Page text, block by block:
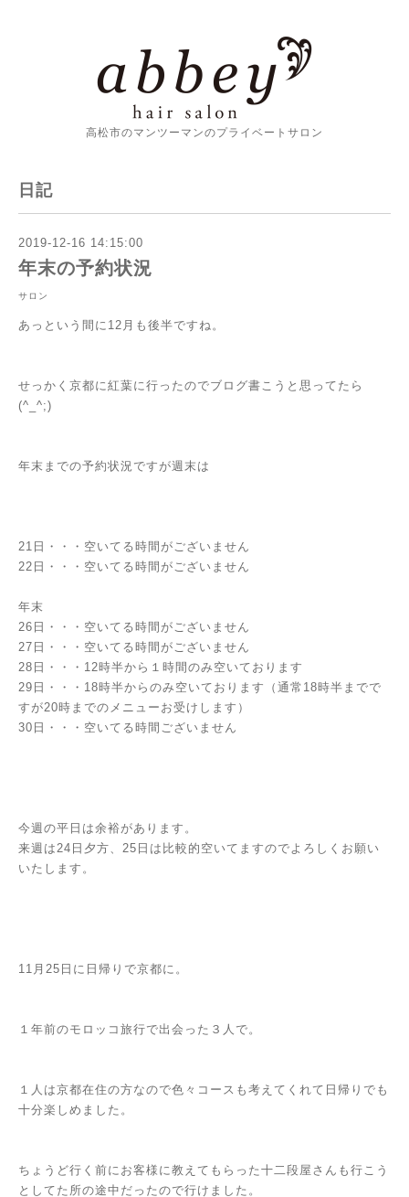
高松市のマンツーマンのプライベートサロン
日記
2019-12-16 14:15:00
年末の予約状況
サロン
あっという間に12月も後半ですね。
せっかく京都に紅葉に行ったのでブログ書こうと思ってたら
(^_^;)
年末までの予約状況ですが週末は
21日・・・空いてる時間がございません
22日・・・空いてる時間がございません
年末
26日・・・空いてる時間がございません
27日・・・空いてる時間がございません
28日・・・12時半から１時間のみ空いております
29日・・・18時半からのみ空いております（通常18時半までで
すが20時までのメニューお受けします）
30日・・・空いてる時間ございません
今週の平日は余裕があります。
来週は24日夕方、25日は比較的空いてますのでよろしくお願い
いたします。
11月25日に日帰りで京都に。
１年前のモロッコ旅行で出会った３人で。
１人は京都在住の方なので色々コースも考えてくれて日帰りでも
十分楽しめました。
ちょうど行く前にお客様に教えてもらった十二段屋さんも行こう
としてた所の途中だったので行けました。